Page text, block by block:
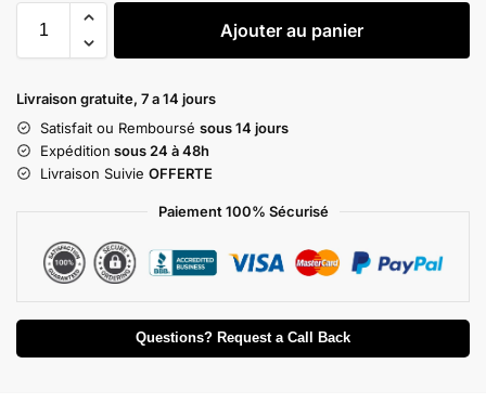
Ajouter au panier
Livraison gratuite, 7 a 14 jours
Satisfait ou Remboursé sous 14 jours
Expédition sous 24 à 48h
Livraison Suivie OFFERTE
Paiement 100% Sécurisé
Questions? Request a Call Back